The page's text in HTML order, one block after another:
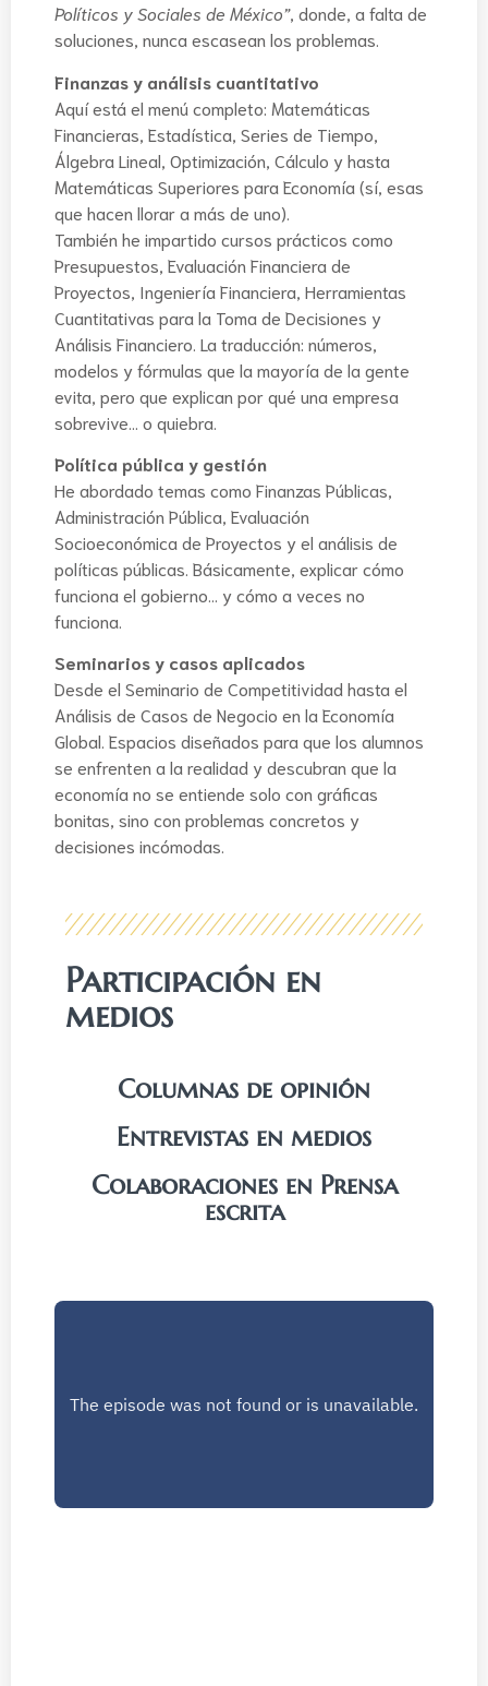
Políticos y Sociales de México”, donde, a falta de
soluciones, nunca escasean los problemas.
Finanzas y análisis cuantitativo
Aquí está el menú completo: Matemáticas
Financieras, Estadística, Series de Tiempo,
Álgebra Lineal, Optimización, Cálculo y hasta
Matemáticas Superiores para Economía (sí, esas
que hacen llorar a más de uno).
También he impartido cursos prácticos como
Presupuestos, Evaluación Financiera de
Proyectos, Ingeniería Financiera, Herramientas
Cuantitativas para la Toma de Decisiones y
Análisis Financiero. La traducción: números,
modelos y fórmulas que la mayoría de la gente
evita, pero que explican por qué una empresa
sobrevive… o quiebra.
Política pública y gestión
He abordado temas como Finanzas Públicas,
Administración Pública, Evaluación
Socioeconómica de Proyectos y el análisis de
políticas públicas. Básicamente, explicar cómo
funciona el gobierno… y cómo a veces no
funciona.
Seminarios y casos aplicados
Desde el Seminario de Competitividad hasta el
Análisis de Casos de Negocio en la Economía
Global. Espacios diseñados para que los alumnos
se enfrenten a la realidad y descubran que la
economía no se entiende solo con gráficas
bonitas, sino con problemas concretos y
decisiones incómodas.
Participación en
medios
Columnas de opinión
Entrevistas en medios
Colaboraciones en Prensa
escrita